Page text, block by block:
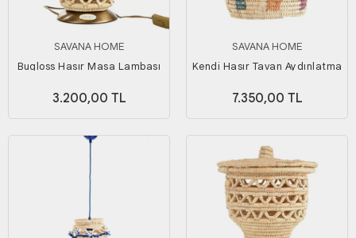
SAVANA HOME
Bugloss Hasır Masa Lambası
3.200,00 TL
SAVANA HOME
Kendi Hasır Tavan Aydınlatma
7.350,00 TL